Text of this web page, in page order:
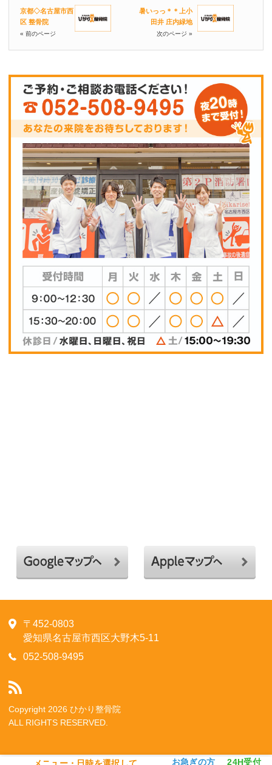
京都◇名古屋市西
区 整骨院
« 前のページ
暑いっっ＊＊上小
田井 庄内緑地
次のページ »
〒452-0803
愛知県名古屋市西区大野木5-11
052-508-9495
Copyright 2026 ひかり整骨院
ALL RIGHTS RESERVED.
お急ぎの方 24H受付